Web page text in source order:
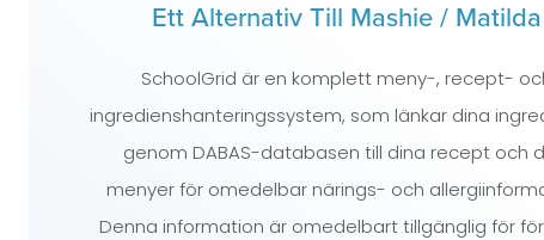
Ett Alternativ Till Mashie / Matilda
SchoolGrid är en komplett meny-, recept-
ingredienshanteringssystem, som länkar dina
genom DABAS-databasen till dina recept och
menyer för omedelbar närings- och
Denna information är omedelbart tillgänglig för